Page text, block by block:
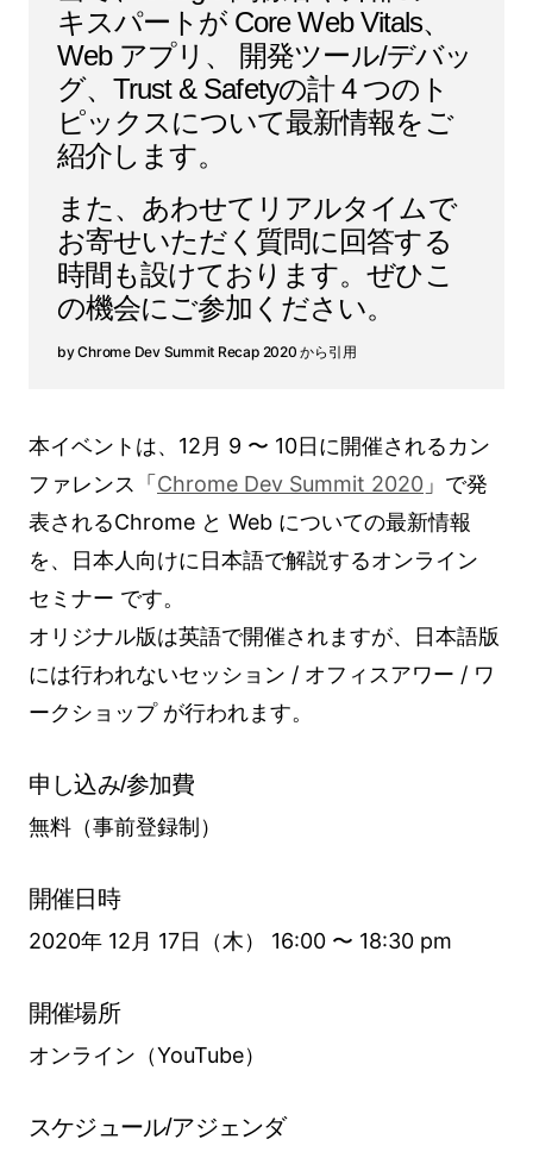
キスパートが Core Web Vitals、
Web アプリ、 開発ツール/デバッ
グ、Trust & Safetyの計 4 つのト
ピックスについて最新情報をご
紹介します。
また、あわせてリアルタイムで
お寄せいただく質問に回答する
時間も設けております。ぜひこ
の機会にご参加ください。
Chrome Dev Summit Recap 2020 から引用
本イベントは、12月 9 〜 10日に開催されるカン
ファレンス「 Chrome Dev Summit 2020 」で発
表されるChrome と Web についての最新情報
を、日本人向けに日本語で解説するオンライン
セミナー です。
オリジナル版は英語で開催されますが、日本語版
には行われないセッション / オフィスアワー / ワ
ークショップ が行われます。
申し込み/参加費
無料（事前登録制）
開催日時
2020年 12月 17日（木） 16:00 〜 18:30 pm
開催場所
オンライン（YouTube）
スケジュール/アジェンダ